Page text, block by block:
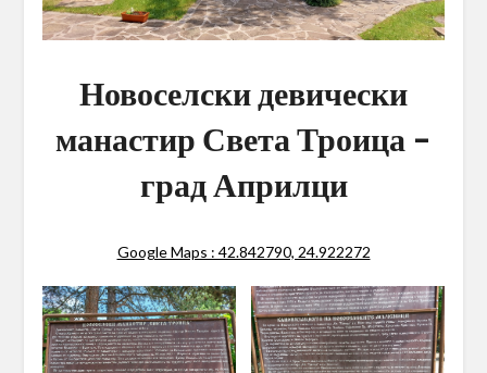
Новоселски девически
манастир Света Троица –
град Априлци
Google Maps : 42.842790, 24.922272